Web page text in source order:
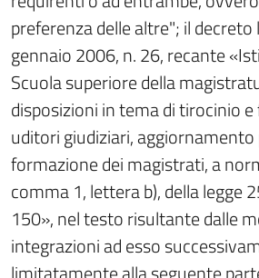
preferenza delle altre"; il
gennaio 2006, n. 26, recante
Scuola superiore della
disposizioni in tema di tirocinio
uditori giudiziari,
formazione dei magistrati, a
comma 1, lettera b), della legge
150», nel testo risultante dalle
integrazioni ad esso